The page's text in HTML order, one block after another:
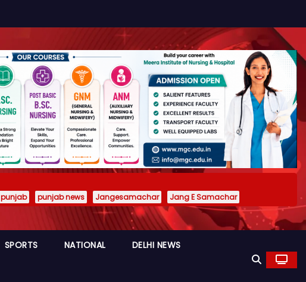
punjab punjab news Jangesamachar Jang E Samachar
SPORTS NATIONAL DELHI NEWS